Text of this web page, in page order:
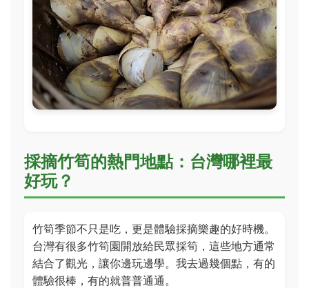
採摘竹筍的熱門地點：台灣哪裡最
好玩？
竹筍季節不只是吃，更是體驗採摘樂趣的好時機。
台灣有很多竹筍園開放給民眾採筍，這些地方通常
結合了觀光，讓你邊玩邊學。我去過幾個點，有的
體驗很棒，有的就普普通通。